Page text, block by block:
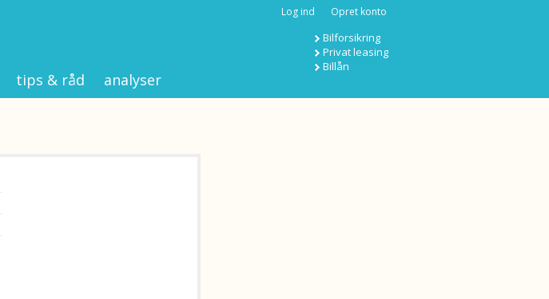
Log ind Opret konto
Bilforsikring
Privat leasing
Billån
tips & råd analyser